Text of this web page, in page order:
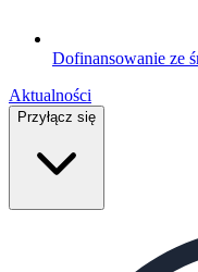
Dofinansowanie ze
Aktualności
Przyłącz się